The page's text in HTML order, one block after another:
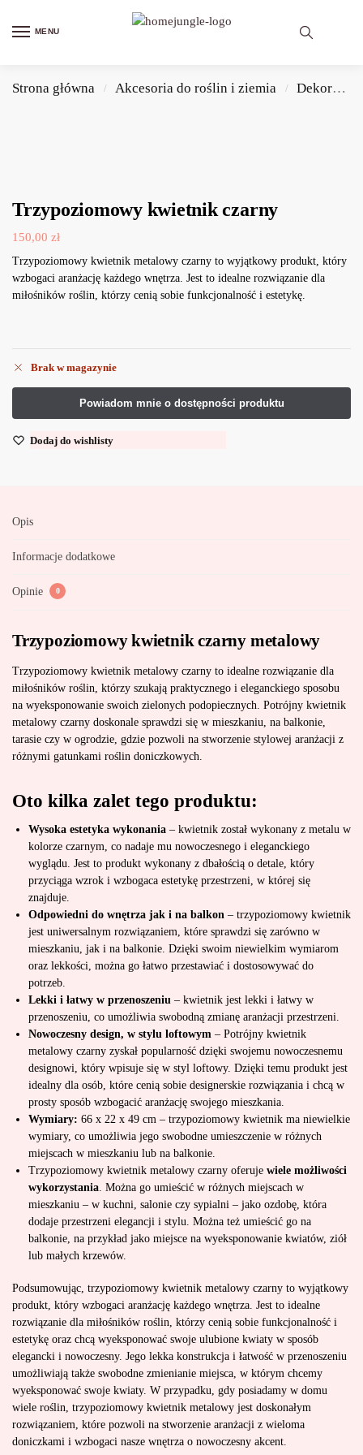
MENU
Strona główna / Akcesoria do roślin i ziemia / Dekoracje do domu
Trzypoziomowy kwietnik czarny
150,00 zł
Trzypoziomowy kwietnik metalowy czarny to wyjątkowy produkt, który
wzbogaci aranżację każdego wnętrza. Jest to idealne rozwiązanie dla
miłośników roślin, którzy cenią sobie funkcjonalność i estetykę.
Brak w magazynie
Dodaj do wishlisty
Opis
Informacje dodatkowe
Opinie 0
Trzypoziomowy kwietnik czarny metalowy
Trzypoziomowy kwietnik metalowy czarny to idealne rozwiązanie dla
miłośników roślin, którzy szukają praktycznego i eleganckiego sposobu
na wyeksponowanie swoich zielonych podopiecznych. Potrójny kwietnik
metalowy czarny doskonale sprawdzi się w mieszkaniu, na balkonie,
tarasie czy w ogrodzie, gdzie pozwoli na stworzenie stylowej aranżacji z
różnymi gatunkami roślin doniczkowych.
Oto kilka zalet tego produktu:
Wysoka estetyka wykonania – kwietnik został wykonany z metalu w
kolorze czarnym, co nadaje mu nowoczesnego i eleganckiego
wyglądu. Jest to produkt wykonany z dbałością o detale, który
przyciąga wzrok i wzbogaca estetykę przestrzeni, w której się
znajduje.
Odpowiedni do wnętrza jak i na balkon – trzypoziomowy kwietnik
jest uniwersalnym rozwiązaniem, które sprawdzi się zarówno w
mieszkaniu, jak i na balkonie. Dzięki swoim niewielkim wymiarom
oraz lekkości, można go łatwo przestawiać i dostosowywać do
potrzeb.
Lekki i łatwy w przenoszeniu – kwietnik jest lekki i łatwy w
przenoszeniu, co umożliwia swobodną zmianę aranżacji przestrzeni.
Nowoczesny design, w stylu loftowym – Potrójny kwietnik
metalowy czarny zyskał popularność dzięki swojemu nowoczesnemu
designowi, który wpisuje się w styl loftowy. Dzięki temu produkt jest
idealny dla osób, które cenią sobie designerskie rozwiązania i chcą w
prosty sposób wzbogacić aranżację swojego mieszkania.
Wymiary: 66 x 22 x 49 cm – trzypoziomowy kwietnik ma niewielkie
wymiary, co umożliwia jego swobodne umieszczenie w różnych
miejscach w mieszkaniu lub na balkonie.
Trzypoziomowy kwietnik metalowy czarny oferuje wiele możliwości
wykorzystania . Można go umieścić w różnych miejscach w
mieszkaniu – w kuchni, salonie czy sypialni – jako ozdobę, która
dodaje przestrzeni elegancji i stylu. Można też umieścić go na
balkonie, na przykład jako miejsce na wyeksponowanie kwiatów, ziół
lub małych krzewów.
Podsumowując, trzypoziomowy kwietnik metalowy czarny to wyjątkowy
produkt, który wzbogaci aranżację każdego wnętrza. Jest to idealne
rozwiązanie dla miłośników roślin, którzy cenią sobie funkcjonalność i
estetykę oraz chcą wyeksponować swoje ulubione kwiaty w sposób
elegancki i nowoczesny. Jego lekka konstrukcja i łatwość w przenoszeniu
umożliwiają także swobodne zmienianie miejsca, w którym chcemy
wyeksponować swoje kwiaty. W przypadku, gdy posiadamy w domu
wiele roślin, trzypoziomowy kwietnik metalowy jest doskonałym
rozwiązaniem, które pozwoli na stworzenie aranżacji z wieloma
doniczkami i wzbogaci nasze wnętrza o nowoczesny akcent.